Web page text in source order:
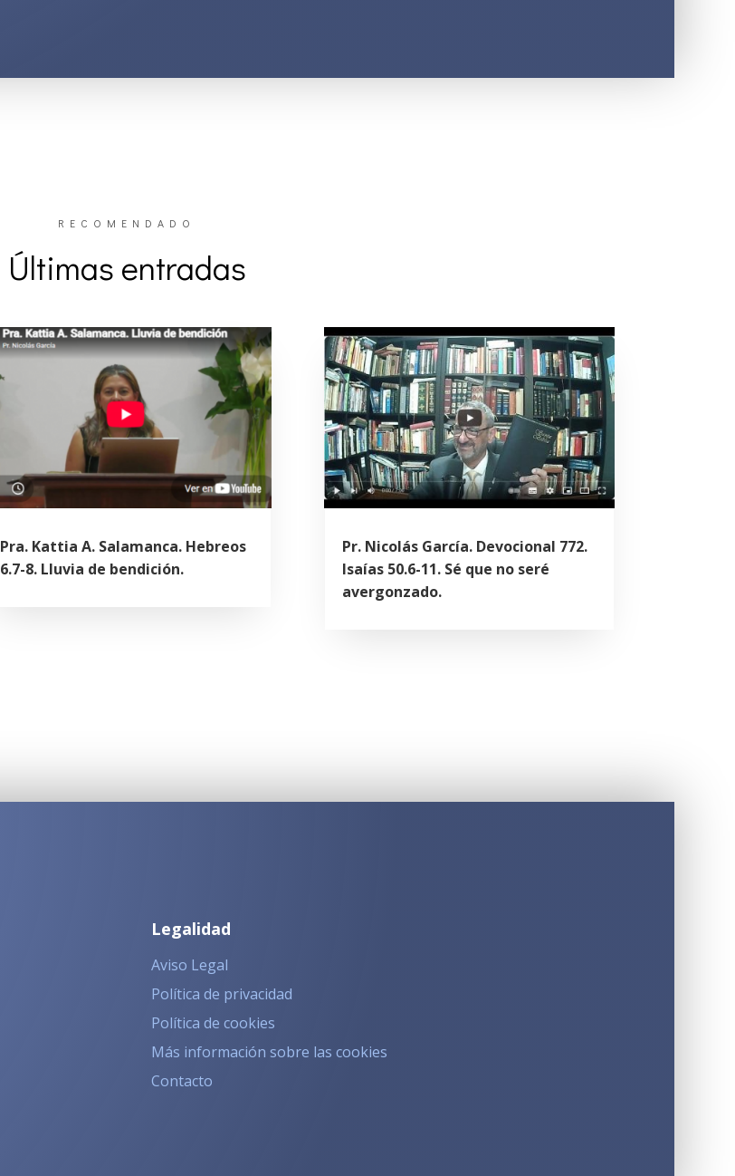
RECOMENDADO
Últimas entradas
Pra. Kattia A. Salamanca. Hebreos
6.7-8. Lluvia de bendición.
Pr. Nicolás García. Devocional 772.
Isaías 50.6-11. Sé que no seré
avergonzado.
Legalidad
Aviso Legal
Política de privacidad
Política de cookies
Más información sobre las cookies
Contacto